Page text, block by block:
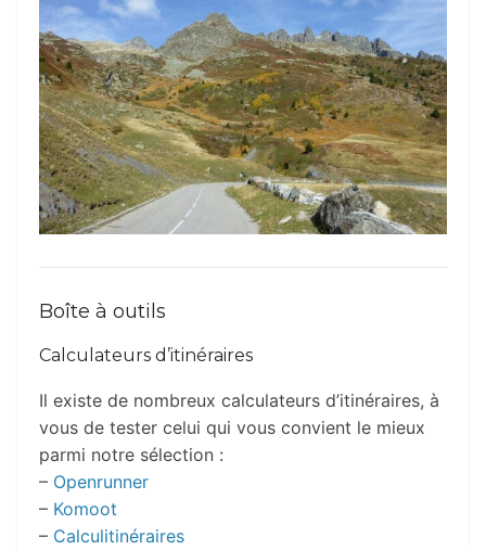
Boîte à outils
Calculateurs d’itinéraires
Il existe de nombreux calculateurs d’itinéraires, à
vous de tester celui qui vous convient le mieux
parmi notre sélection :
– Openrunner
– Komoot
– Calculitinéraires